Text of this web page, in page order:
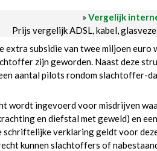
» Vergelijk
Prijs vergelijk ADSL, kabel,
extra subsidie van twee miljoen
zijn geworden. Naast deze
aantal pilots rondom slachtoffer-
wordt ingevoerd voor misdrijven
en diefstal met geweld) en
schriftelijke verklaring geldt voor
kunnen slachtoffers of